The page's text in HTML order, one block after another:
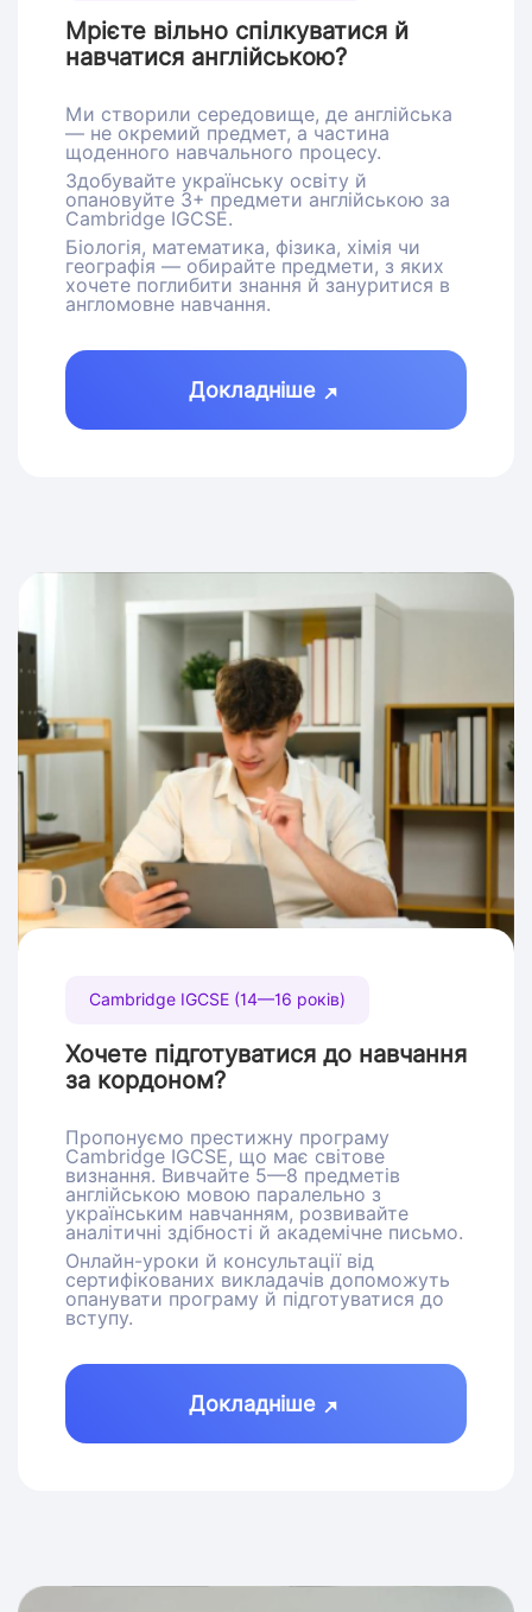
Мрієте вільно спілкуватися й
навчатися англійською?
Ми створили середовище, де англійська
— не окремий предмет, а частина
щоденного навчального процесу.
Здобувайте українську освіту й
опановуйте 3+ предмети англійською за
Cambridge IGCSE.
Біологія, математика, фізика, хімія чи
географія — обирайте предмети, з яких
хочете поглибити знання й зануритися в
англомовне навчання.
Докладніше
Cambridge IGCSE (14—16 років)
Хочете підготуватися до навчання
за кордоном?
Пропонуємо престижну програму
Cambridge IGCSE, що має світове
визнання. Вивчайте 5—8 предметів
англійською мовою паралельно з
українським навчанням, розвивайте
аналітичні здібності й академічне письмо.
Онлайн-уроки й консультації від
сертифікованих викладачів допоможуть
опанувати програму й підготуватися до
вступу.
Докладніше